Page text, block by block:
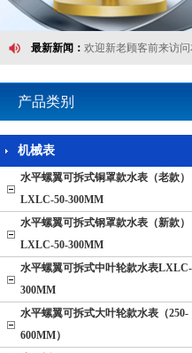
最新新闻：网站正式开通
最新新闻： 欢迎新老顾客前来访
最新新闻：慈溪市慈东流量仪表有
最新新闻：
最新新闻：网站正式开通
最新新闻：欢迎新老顾客前来访问
最新新闻：慈溪市慈东流量仪表有
最新新闻：
产品类别
机械表
水平螺翼可拆式铜罩款水表（老款）
LXLC-50-300MM
水平螺翼可拆式钢罩款水表（新款）
LXLC-50-300MM
水平螺翼可拆式中叶轮款水表
300MM
水平螺翼可拆式大叶轮款水表（250-
600MM）